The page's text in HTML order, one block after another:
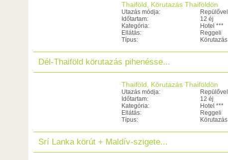
Thaiföld, Körutazás Thaiföldön
Utazás módja:
Repülővel
Időtartam:
12 éj
Kategória:
Hotel ***
Ellátás:
Reggeli
Típus:
Körutazás
Dél-Thaiföld körutazás pihenésse...
Thaiföld, Körutazás Thaiföldön
Utazás módja:
Repülővel
Időtartam:
12 éj
Kategória:
Hotel ***
Ellátás:
Reggeli
Típus:
Körutazás
Srí Lanka körút + Maldív-szigete...